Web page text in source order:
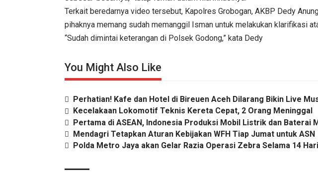
Terkait beredarnya video tersebut, Kapolres Grobogan, AKBP Dedy
pihaknya memang sudah memanggil Isman untuk melakukan klarifikasi
“Sudah dimintai keterangan di Polsek Godong,” kata Dedy
You Might Also Like
Perhatian! Kafe dan Hotel di Bireuen Aceh Dilarang Bikin Live
Kecelakaan Lokomotif Teknis Kereta Cepat, 2 Orang Meninggal
Pertama di ASEAN, Indonesia Produksi Mobil Listrik dan Baterai
Mendagri Tetapkan Aturan Kebijakan WFH Tiap Jumat untuk ASN
Polda Metro Jaya akan Gelar Razia Operasi Zebra Selama 14 Hari